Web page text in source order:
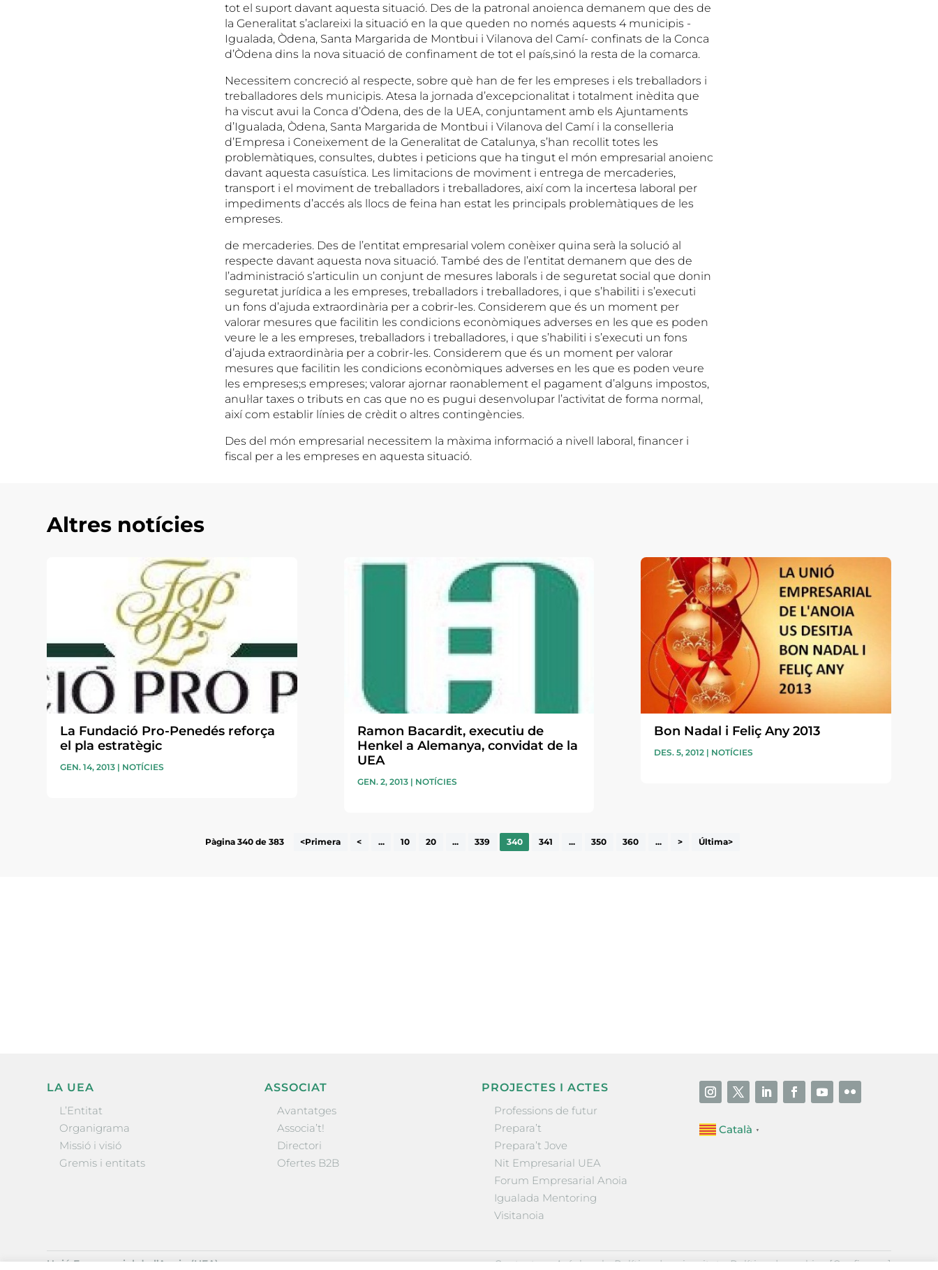
tot el suport davant aquesta situació. Des de la patronal anoienca demanem que des de
la Generalitat s’aclareixi la situació en la que queden no només aquests 4 municipis -
Igualada, Òdena, Santa Margarida de Montbui i Vilanova del Camí- confinats de la Conca
d’Òdena dins la nova situació de confinament de tot el país,sinó la resta de la comarca.
Necessitem concreció al respecte, sobre què han de fer les empreses i els treballadors i
treballadores dels municipis. Atesa la jornada d’excepcionalitat i totalment inèdita que
ha viscut avui la Conca d’Òdena, des de la UEA, conjuntament amb els Ajuntaments
d’Igualada, Òdena, Santa Margarida de Montbui i Vilanova del Camí i la conselleria
d’Empresa i Coneixement de la Generalitat de Catalunya, s’han recollit totes les
problemàtiques, consultes, dubtes i peticions que ha tingut el món empresarial anoienc
davant aquesta casuística. Les limitacions de moviment i entrega de mercaderies,
transport i el moviment de treballadors i treballadores, així com la incertesa laboral per
impediments d’accés als llocs de feina han estat les principals problemàtiques de les
empreses.
de mercaderies. Des de l’entitat empresarial volem conèixer quina serà la solució al
respecte davant aquesta nova situació. També des de l’entitat demanem que des de
l’administració s’articulin un conjunt de mesures laborals i de seguretat social que donin
seguretat jurídica a les empreses, treballadors i treballadores, i que s’habiliti i s’executi
un fons d’ajuda extraordinària per a cobrir-les. Considerem que és un moment per
valorar mesures que facilitin les condicions econòmiques adverses en les que es poden
veure le a les empreses, treballadors i treballadores, i que s’habiliti i s’executi un fons
d’ajuda extraordinària per a cobrir-les. Considerem que és un moment per valorar
mesures que facilitin les condicions econòmiques adverses en les que es poden veure
les empreses;s empreses; valorar ajornar raonablement el pagament d’alguns impostos,
anul·lar taxes o tributs en cas que no es pugui desenvolupar l’activitat de forma normal,
així com establir línies de crèdit o altres contingències.
Des del món empresarial necessitem la màxima informació a nivell laboral, financer i
fiscal per a les empreses en aquesta situació.
Altres notícies
La Fundació Pro-Penedés reforça
el pla estratègic
GEN. 14, 2013 | NOTÍCIES
Ramon Bacardit, executiu de
Henkel a Alemanya, convidat de la
UEA
GEN. 2, 2013| NOTÍCIES
Bon Nadal i Feliç Any 2013
DES. 5, 2012| NOTÍCIES
Pàgina 340 de 383 <Primera < ... 10 20 ... 339 340 341 ... 350 360 ... > Última>
LA UEA
L’Entitat
Organigrama
Missió i visió
Gremis i entitats
ASSOCIAT
Avantatges
Associa’t!
Directori
Ofertes B2B
PROJECTES I ACTES
Professions de futur
Prepara’t
Prepara’t Jove
Nit Empresarial UEA
Forum Empresarial Anoia
Igualada Mentoring
Visitanoia
Català ▼
Unió Empresarial de l’Anoia (UEA)
Contactar·Avís legal·Política de privacitat·Política de cookies [Configurar]